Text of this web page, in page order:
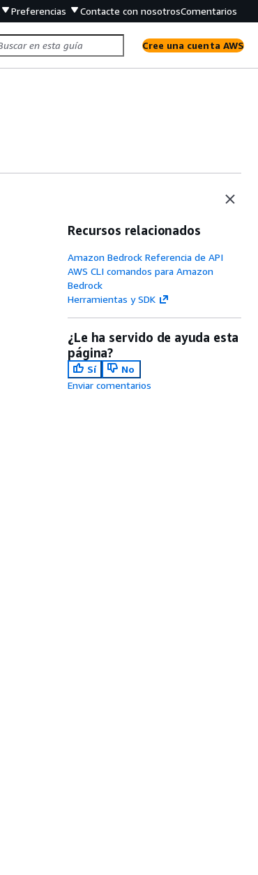
Preferencias Contacte con nosotrosComentarios
Cree una cuenta AWS
Recursos relacionados
Amazon Bedrock Referencia de API
AWS CLI comandos para Amazon
Bedrock
Herramientas y SDK
¿Le ha servido de ayuda esta
página?
Sí
No
Enviar comentarios